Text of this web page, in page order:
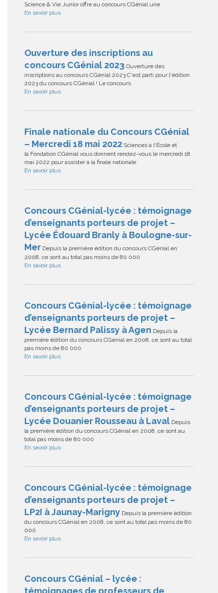
Science & Vie Junior offre au concours CGénial une
En savoir plus
Ouverture des inscriptions au
concours CGénial 2023 Ouverture des
inscriptions au concours CGénial 2023 C'est parti pour l'édition
2023 du concours CGénial ! Le concours
En savoir plus
Finale nationale du Concours CGénial
– Mercredi 18 mai 2022 Sciences à l'École et
la Fondation CGénial vous donnent rendez-vous le mercredi 18
mai 2022 pour assister à la finale nationale
En savoir plus
Concours CGénial-lycée : témoignage
d’enseignants porteurs de projet –
Lycée Édouard Branly à Boulogne-sur-
Mer Depuis la première édition du concours CGénial en
2008, ce sont au total pas moins de 80 000
En savoir plus
Concours CGénial-lycée : témoignage
d’enseignants porteurs de projet –
Lycée Bernard Palissy à Agen Depuis la
première édition du concours CGénial en 2008, ce sont au total
pas moins de 80 000
En savoir plus
Concours CGénial-lycée : témoignage
d’enseignants porteurs de projet –
Lycée Douanier Rousseau à Laval Depuis
la première édition du concours CGénial en 2008, ce sont au
total pas moins de 80 000
En savoir plus
Concours CGénial-lycée : témoignage
d’enseignants porteurs de projet –
LP2I à Jaunay-Marigny Depuis la première édition
du concours CGénial en 2008, ce sont au total pas moins de 80
000
En savoir plus
Concours CGénial – lycée :
témoignages de professeurs de